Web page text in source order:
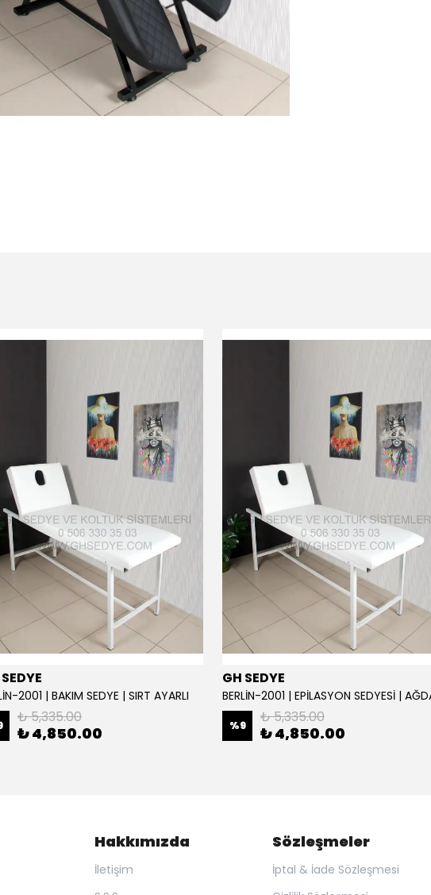
2001 | BAKIM SEDYE | SIRT AYARLI
₺ 5,335.00
₺ 4,850.00
GH SEDYE
%9 ₺ 5,335.00
₺ 4,850.00
Hakkımızda
İletişim
Sözleşmeler
İptal & İade Sözleşmesi